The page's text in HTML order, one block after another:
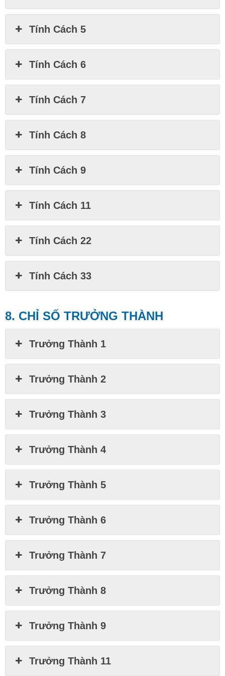
Tính Cách 5
Tính Cách 6
Tính Cách 7
Tính Cách 8
Tính Cách 9
Tính Cách 11
Tính Cách 22
Tính Cách 33
8. CHỈ SỐ TRƯỞNG THÀNH
Trưởng Thành 1
Trưởng Thành 2
Trưởng Thành 3
Trưởng Thành 4
Trưởng Thành 5
Trưởng Thành 6
Trưởng Thành 7
Trưởng Thành 8
Trưởng Thành 9
Trưởng Thành 11